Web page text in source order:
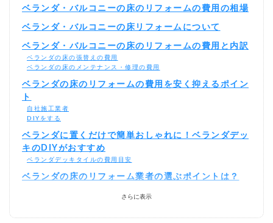
ベランダ・バルコニーの床のリフォームの費用の相場
ベランダ・バルコニーの床リフォームについて
ベランダ・バルコニーの床のリフォームの費用と内訳
ベランダの床の張替えの費用
ベランダの床のメンテナンス・修理の費用
ベランダの床のリフォームの費用を安く抑えるポイン
ト
自社施工業者
DIYをする
ベランダに置くだけで簡単おしゃれに！ベランダデッ
キのDIYがおすすめ
ベランダデッキタイルの費用目安
ベランダの床のリフォーム業者の選ぶポイントは？
瑕疵保険加入会社
さらに表示